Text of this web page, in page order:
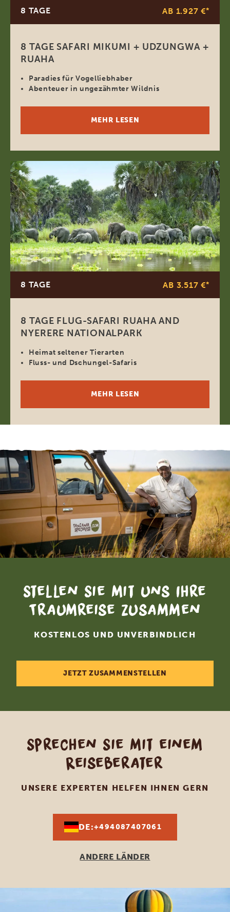
8 TAGE AB 1.927 €*
8 TAGE SAFARI MIKUMI + UDZUNGWA +
RUAHA
Paradies für Vogelliebhaber
Abenteuer in ungezähmter Wildnis
MEHR LESEN
8 TAGE AB 3.517 €*
8 TAGE FLUG-SAFARI RUAHA AND
NYERERE NATIONALPARK
Heimat seltener Tierarten
Fluss- und Dschungel-Safaris
MEHR LESEN
Stellen Sie mit uns Ihre
Traumreise zusammen
KOSTENLOS UND UNVERBINDLICH
JETZT ZUSAMMENSTELLEN
Sprechen Sie mit einem
Reiseberater
UNSERE EXPERTEN HELFEN IHNEN GERN
DE:+494087407061
ANDERE LÄNDER